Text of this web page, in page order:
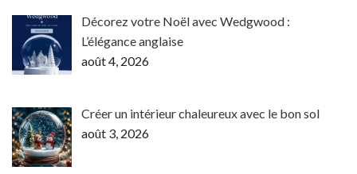
Décorez votre Noël avec Wedgwood :
L’élégance anglaise
août 4, 2026
Créer un intérieur chaleureux avec le bon sol
août 3, 2026